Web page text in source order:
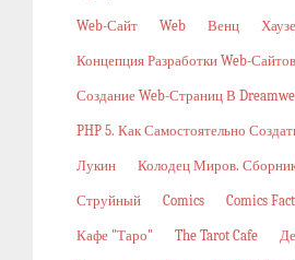
Web-Сайт Web Венц
Концепция Разработки Web-
Создание Web-Страниц В
PHP 5. Как Самостоятельно
Лукин Колодец Миров.
Струйный Comics Comics
Кафе "Таро" The Tarot Cafe